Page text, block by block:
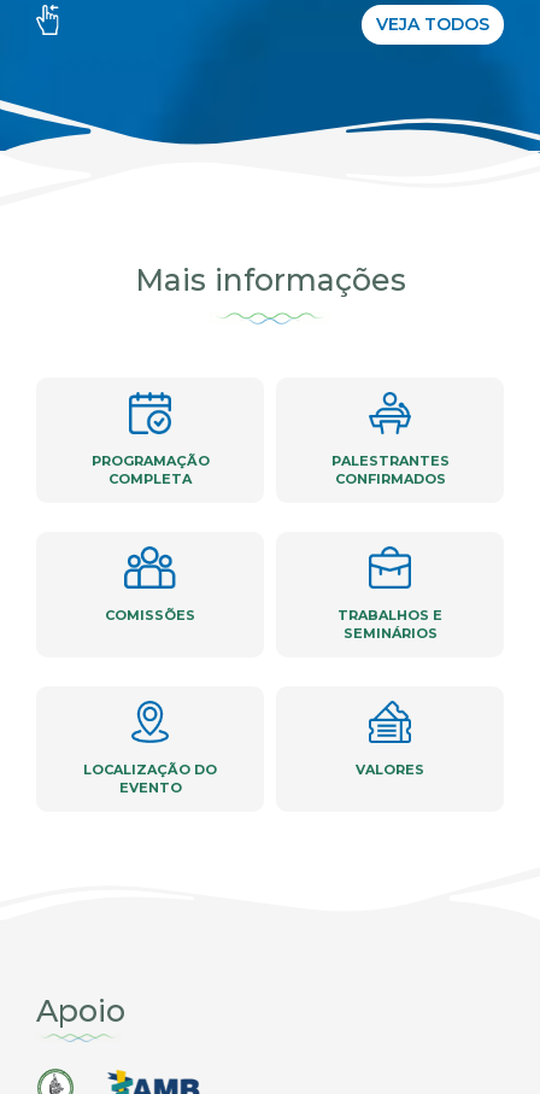
VEJA TODOS
Mais informações
PROGRAMAÇÃO
COMPLETA
PALESTRANTES
CONFIRMADOS
COMISSÕES
TRABALHOS E
SEMINÁRIOS
LOCALIZAÇÃO DO
EVENTO
VALORES
Apoio